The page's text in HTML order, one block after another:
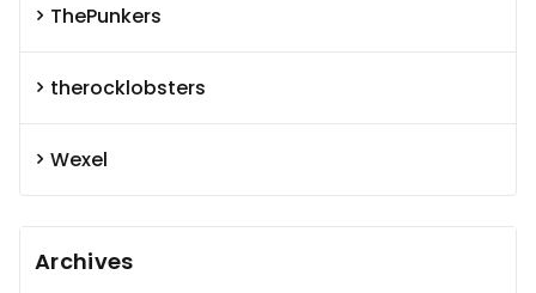
ThePunkers
therocklobsters
Wexel
Archives